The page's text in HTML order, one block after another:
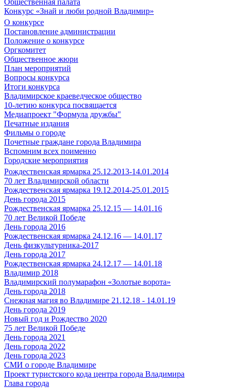
Общественная палата
Конкурс «Знай и люби родной Владимир»
О конкурсе
Постановление администрации
Положение о конкурсе
Оргкомитет
Общественное жюри
План мероприятий
Вопросы конкурса
Итоги конкурса
Владимирское краеведческое общество
10-летию конкурса посвящается
Медиапроект "Формула дружбы"
Печатные издания
Фильмы о городе
Почетные граждане города Владимира
Вспомним всех поименно
Городские мероприятия
Рождественская ярмарка 25.12.2013-14.01.2014
70 лет Владимирской области
Рождественская ярмарка 19.12.2014-25.01.2015
День города 2015
Рождественская ярмарка 25.12.15 — 14.01.16
70 лет Великой Победе
День города 2016
Рождественская ярмарка 24.12.16 — 14.01.17
День физкультурника-2017
День города 2017
Рождественская ярмарка 24.12.17 — 14.01.18
Владимир 2018
Владимирский полумарафон «Золотые ворота»
День города 2018
Снежная магия во Владимире 21.12.18 - 14.01.19
День города 2019
Новый год и Рождество 2020
75 лет Великой Победе
День города 2021
День города 2022
День города 2023
СМИ о городе Владимире
Проект туристского кода центра города Владимира
Глава города